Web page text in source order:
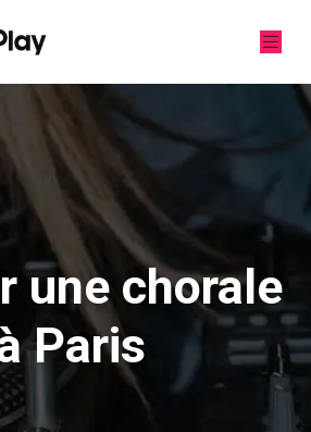
une chorale
Paris